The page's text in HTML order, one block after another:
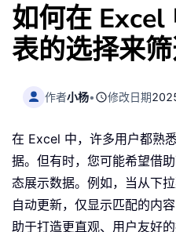
如何在 Excel
表的选择来筛
作者小杨• 修改日期
在 Excel 中，许多用户都熟
据。但有时，您可能希望借
态展示数据。例如，当从下
自动更新，仅显示匹配的内
助于打造更直观、用户友好